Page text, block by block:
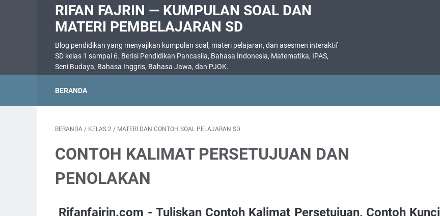
RIFAN FAJRIN — KUMPULAN SOAL DAN
MATERI PEMBELAJARAN SD
Blog pendidikan yang menyajikan kumpulan soal, materi pelajaran, dan asesmen interaktif
SD kelas 1 sampai 6. Berisi Pendidikan Pancasila, Bahasa Indonesia, Matematika, IPAS,
Seni Budaya, Bahasa Inggris, Bahasa Jawa, dan PJOK.
BERANDA
BERANDA / KELAS 2 / MATERI DAN CONTOH SOAL PELAJARAN SD
CONTOH KALIMAT PERSETUJUAN DAN
PENOLAKAN
Rifanfajrin.com - Tuliskan Contoh Kalimat Persetujuan, Contoh Kunci